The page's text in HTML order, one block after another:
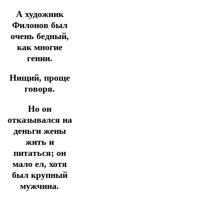
А художник
Филонов был
очень бедный,
как многие
гении.
Нищий, проще
говоря.
Но он
отказывался на
деньги жены
жить и
питаться; он
мало ел, хотя
был крупный
мужчина.